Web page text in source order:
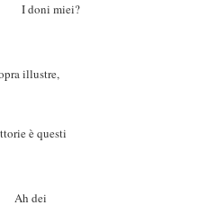
illustre,
è questi